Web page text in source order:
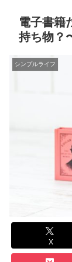
電子書籍
持ち物？
シンプルライフ
X